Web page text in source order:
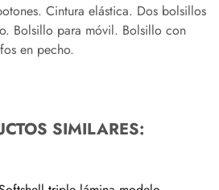
Cintura elástica. Dos bolsillos
Bolsillo para móvil. Bolsillo con
en pecho.
SIMILARES: